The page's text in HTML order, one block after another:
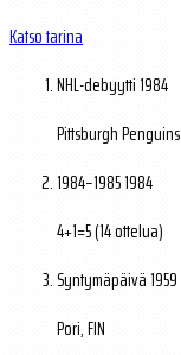
Katso tarina
NHL-debyytti1984
Pittsburgh Penguins
1984–19851984
4+1=5 (14 ottelua)
Syntymäpäivä1959
Pori, FIN